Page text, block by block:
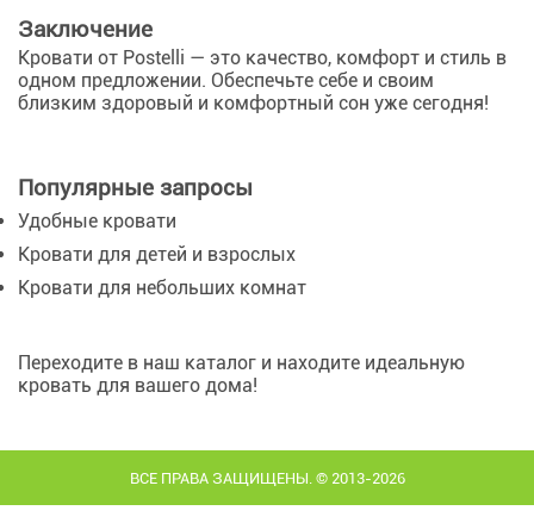
Заключение
Кровати от Postelli — это качество, комфорт и стиль в
одном предложении. Обеспечьте себе и своим
близким здоровый и комфортный сон уже сегодня!
Популярные запросы
Удобные кровати
Кровати для детей и взрослых
Кровати для небольших комнат
Переходите в наш каталог и находите идеальную
кровать для вашего дома!
ВСЕ ПРАВА ЗАЩИЩЕНЫ. © 2013-2026